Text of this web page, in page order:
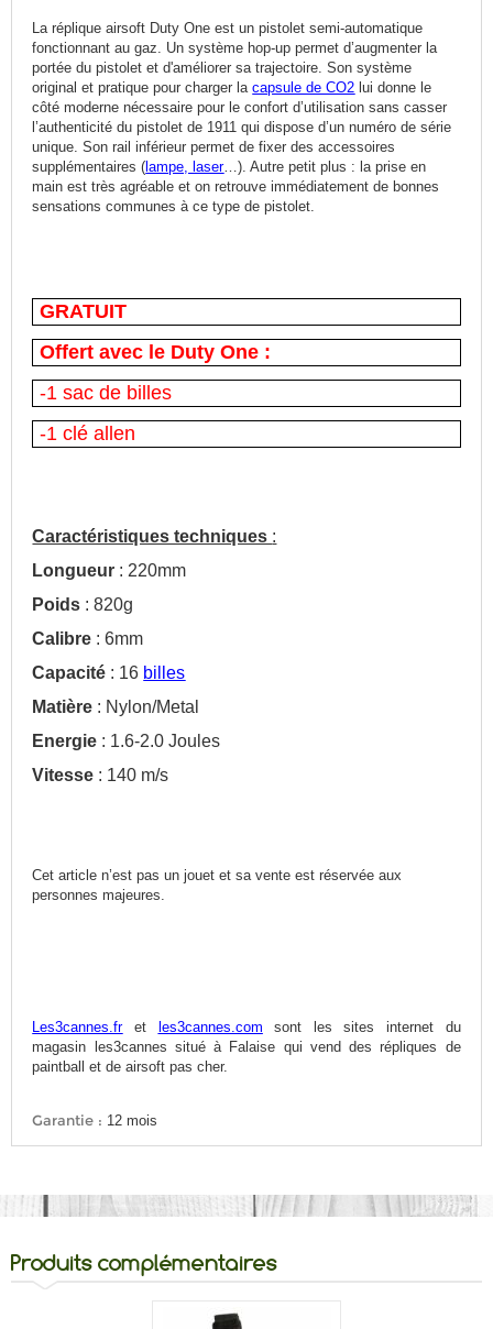
La réplique airsoft Duty One est un pistolet semi-automatique
fonctionnant au gaz. Un système hop-up permet d’augmenter la
portée du pistolet et d'améliorer sa trajectoire. Son système
original et pratique pour charger lacapsule de CO2 lui donne le
côté moderne nécessaire pour le confort d’utilisation sans casser
l’authenticité du pistolet de 1911 qui dispose d’un numéro de série
unique. Son rail inférieur permet de fixer des accessoires
supplémentaires ( lampe, laser…). Autre petit plus : la prise en
main est très agréable et on retrouve immédiatement de bonnes
sensations communes à ce type de pistolet.
GRATUIT
Offert avec le Duty One :
-1 sac de billes
-1 clé allen
Caractéristiques techniques :
Longueur : 220mm
Poids : 820g
Calibre : 6mm
Capacité : 16 billes
Matière : Nylon/Metal
Energie : 1.6-2.0 Joules
Vitesse : 140 m/s
Cet article n’est pas un jouet et sa vente est réservée aux
personnes majeures.
Les3cannes.fret les3cannes.com sont les sites internet du
magasin les3cannes situé à Falaise qui vend des répliques de
paintball et de airsoft pas cher.
Garantie : 12 mois
Produits complémentaires